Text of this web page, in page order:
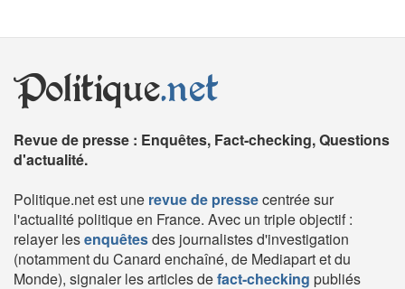
Politique.net
Revue de presse : Enquêtes, Fact-checking, Questions
d'actualité.
Politique.net est une revue de pressecentrée sur
l'actualité politique en France. Avec un triple objectif :
relayer lesenquêtesdes journalistes d'investigation
(notamment du Canard enchaîné, de Mediapart et du
Monde), signaler les articles defact-checking publiés